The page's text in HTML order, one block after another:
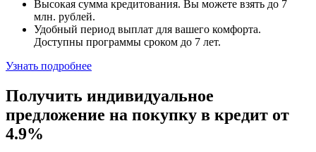
Высокая сумма кредитования. Вы можете взять до 7
млн. рублей.
Удобный период выплат для вашего комфорта.
Доступны программы сроком до 7 лет.
Узнать подробнее
Получить индивидуальное
предложение на покупку в кредит от
4.9%